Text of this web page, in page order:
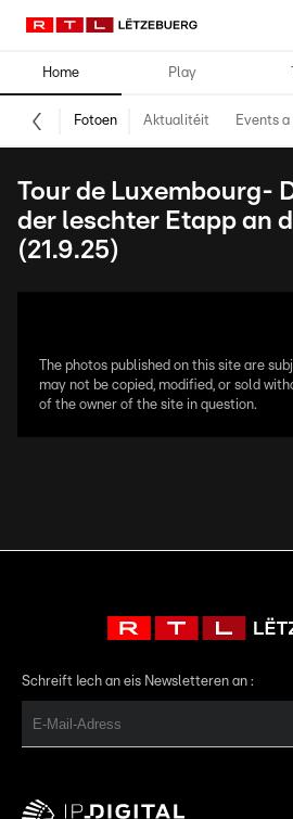
Home Play
Fotoen Aktualitéit Events
Tour de Luxembourg-
der leschter Etapp an
(21.9.25)
The photos published on this site are
may not be copied, modified, or sold
of the owner of the site in question.
Schreift Iech an eis Newsletteren an :